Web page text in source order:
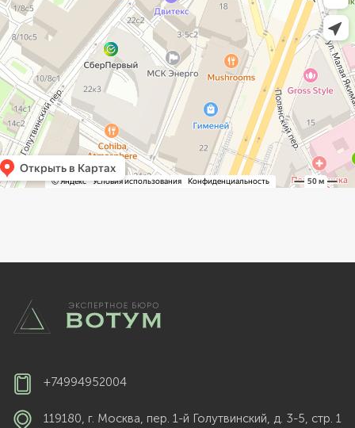
+74994952004
119180, г. Москва, пер. 1-й Голутвинский, д. 3-5, стр. 1